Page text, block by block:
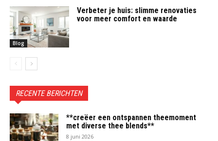
Blog
Verbeter je huis: slimme renovaties
voor meer comfort en waarde
RECENTE BERICHTEN
**creëer een ontspannen theemoment
met diverse thee blends**
8 juni 2026